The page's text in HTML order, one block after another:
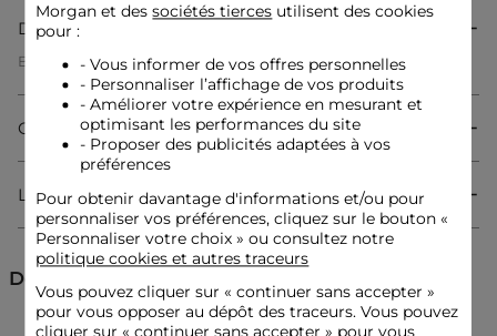
Description
Blouson droit avec col cranté à revers
Coupe droite courte
Col cranté à revers
Manches longues
Fermeture zippée
Détails zippés sur l'avant
Pattes boutonnées aux épaules
Boutons au niveau du col
Le mannequin mesure 1m75 et porte une taille S/36
Conseil taille : choisissez votre taille habituelle
Référence : 202-GRAMMO.N
Référence : 32536300824441088 202-GRAMMO.N
Catégorie :Vestes mi-saison femme
Composition & Entretien
Livraison & Retour
Découvrez aussi
Morgan et dessociétés tierces utilisent des cookies
pour :
- Vous informer de vos offres personnelles
- Personnaliser l’affichage de vos produits
- Améliorer votre expérience en mesurant et
optimisant les performances du site
- Proposer des publicités adaptées à vos
préférences
Pour obtenir davantage d'informations et/ou pour
personnaliser vos préférences, cliquez sur le bouton «
Personnaliser votre choix » ou consultez notre
politique cookies et autres traceurs
Vous pouvez cliquer sur « continuer sans accepter»
pour vous opposer au dépôt des traceurs. Vous pouvez
cliquer sur « continuer sans accepter » pour vous